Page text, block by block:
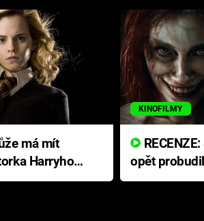
má mít
Harryho
ráznou
KINOFILMY
opět
přichází s